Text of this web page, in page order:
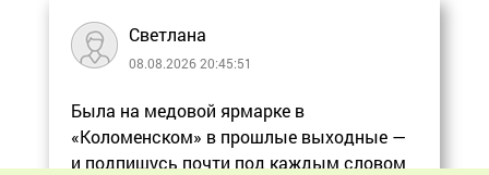
Светлана
08.08.2026 20:45:51
Была на медовой ярмарке в
«Коломенском» в прошлые выходные —
и подпишусь почти под каждым словом